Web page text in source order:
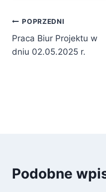
Nawigacja
wpisu
POPRZEDNI
Praca Biur Projektu w
dniu 02.05.2025 r.
Podobne